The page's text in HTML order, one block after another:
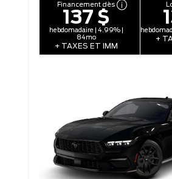
Financement dès
137 $
hebdomadaire | 4.99% |
84mo
+ TAXES ET IMM
+